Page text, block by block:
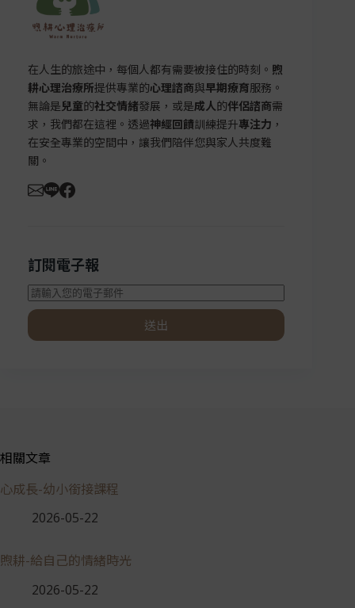
在人生的旅途中，每個人都有需要被接住的時刻。 煦
耕心理治療所提供專業的心理諮商與早期療育服務。
無論是兒童的社交情緒發展，或是成人的伴侶諮商需
求，我們都在這裡。透過神經回饋訓練提升專注力 ，
在安全專業的空間中，讓我們陪伴您與家人共度難
關。
訂閱電子報
送出
相關文章
心成長-幼小銜接課程
2026-05-22
煦耕-給自己的情緒時光
2026-05-22